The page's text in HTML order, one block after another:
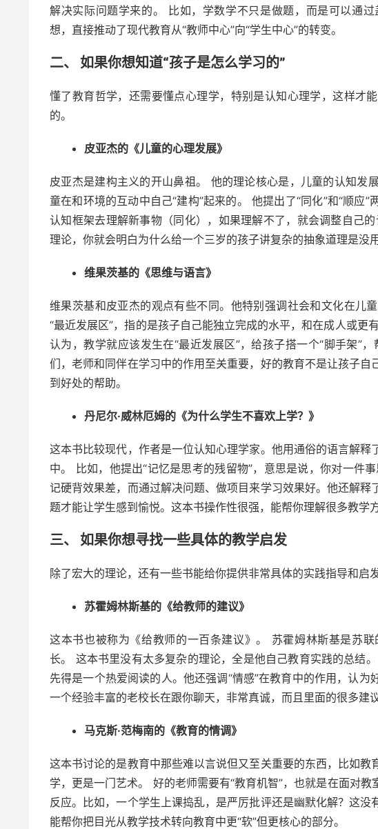
解决实际问题学来的。 比如，学数学不只是做题，而是可以通
想，直接推动了现代教育从“教师中心”向“学生中心”的转变。
二、 如果你想知道“孩子是怎么学习的”
懂了教育哲学，还需要懂点心理学，特别是认知心理学，这样才
的。
皮亚杰的《儿童的心理发展》
皮亚杰是建构主义的开山鼻祖。 他的理论核心是，儿童的认知发
童在和环境的互动中自己“建构”起来的。 他提出了“同化”和“顺应
认知框架去理解新事物（同化），如果理解不了，就会调整自己
理论，你就会明白为什么给一个三岁的孩子讲复杂的抽象道理是没
维果茨基的《思维与语言》
维果茨基和皮亚杰的观点有些不同。他特别强调社会和文化在儿
“最近发展区”，指的是孩子自己能独立完成的水平，和在成人或
认为，教学就应该发生在“最近发展区”，给孩子搭一个“脚手架”
们，老师和同伴在学习中的作用至关重要，好的教育不是让孩子
到好处的帮助。
丹尼尔·威林厄姆的《为什么学生不喜欢上学？》
这本书比较现代，作者是一位认知心理学家。他用通俗的语言解
中。 比如，他提出“记忆是思考的残留物”，意思是说，你对一件
记硬背效果差，而通过解决问题、做项目来学习效果好。他还解
题才能让学生感到愉悦。这本书操作性很强，能帮你理解很多教学
三、 如果你想寻找一些具体的教学启发
除了宏大的理论，还有一些书能给你提供非常具体的实践指导和启发
苏霍姆林斯基的《给教师的建议》
这本书也被称为《给教师的一百条建议》。 苏霍姆林斯基是苏
长。 这本书里没有太多复杂的理论，全是他自己教育实践的总结
先得是一个热爱阅读的人。他还强调“情感”在教育中的作用，认
一个经验丰富的老校长在跟你聊天，非常真诚，而且里面的很多建
马克斯·范梅南的《教育的情调》
这本书讨论的是教育中那些难以言说但又至关重要的东西，比如
学，更是一门艺术。 好的老师需要有“教育机智”，也就是在面对
反应。比如，一个学生上课捣乱，是严厉批评还是幽默化解？这
能帮你把目光从教学技术转向教育中更“软”但更核心的部分。